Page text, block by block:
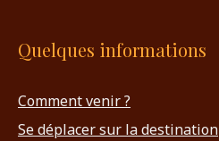
Quelques informations
Comment venir ?
Se déplacer sur la destination